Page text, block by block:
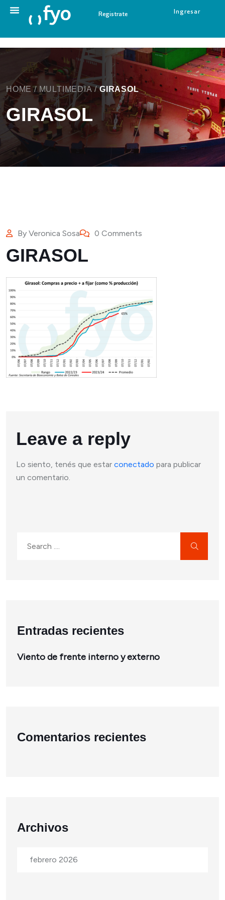
Registrate Ingresar
HOME / MULTIMEDIA/GIRASOL
GIRASOL
By Veronica Sosa 0 Comments
GIRASOL
Leave a reply
Lo siento, tenés que estar conectado para publicar
un comentario.
Entradas recientes
Viento de frente interno y externo
Comentarios recientes
Archivos
febrero 2026